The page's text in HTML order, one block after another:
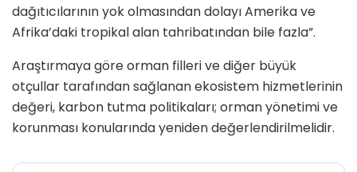
dağıtıcılarının yok olmasından dolayı Amerika ve
Afrika’daki tropikal alan tahribatından bile fazla”.
Araştırmaya göre orman filleri ve diğer büyük
otçullar tarafından sağlanan ekosistem hizmetlerinin
değeri, karbon tutma politikaları; orman yönetimi ve
korunması konularında yeniden değerlendirilmelidir.